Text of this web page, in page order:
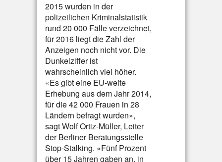
2015 wurden in der
polizeilichen Kriminalstatistik
rund 20 000 Fälle verzeichnet,
für 2016 liegt die Zahl der
Anzeigen noch nicht vor. Die
Dunkelziffer ist
wahrscheinlich viel höher.
«Es gibt eine EU-weite
Erhebung aus dem Jahr 2014,
für die 42 000 Frauen in 28
Ländern befragt wurden»,
sagt Wolf Ortiz-Müller, Leiter
der Berliner Beratungsstelle
Stop-Stalking. «Fünf Prozent
über 15 Jahren gaben an, in